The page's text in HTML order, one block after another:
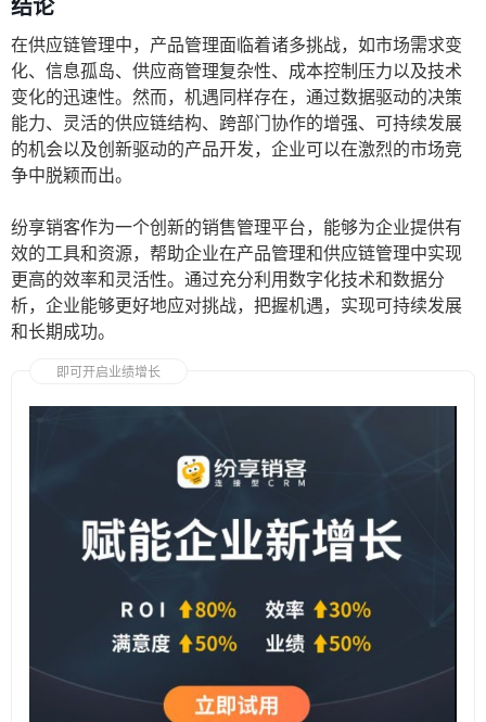
结论
在供应链管理中，产品管理面临着诸多挑战，如市场需求变
化、信息孤岛、供应商管理复杂性、成本控制压力以及技术
变化的迅速性。然而，机遇同样存在，通过数据驱动的决策
能力、灵活的供应链结构、跨部门协作的增强、可持续发展
的机会以及创新驱动的产品开发，企业可以在激烈的市场竞
争中脱颖而出。
纷享销客作为一个创新的销售管理平台，能够为企业提供有
效的工具和资源，帮助企业在产品管理和供应链管理中实现
更高的效率和灵活性。通过充分利用数字化技术和数据分
析，企业能够更好地应对挑战，把握机遇，实现可持续发展
和长期成功。
即可开启业绩增长